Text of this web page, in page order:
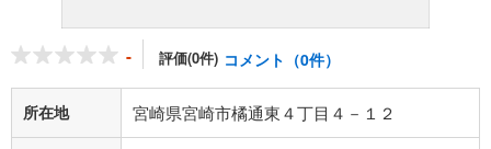
- 評価(0件) コメント（0件）
所在地 宮崎県宮崎市橘通東４丁目４－１２